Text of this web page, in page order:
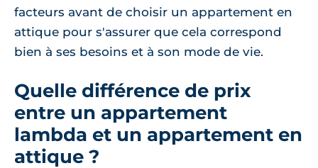
facteurs avant de choisir un appartement en
attique pour s'assurer que cela correspond
bien à ses besoins et à son mode de vie.
Quelle différence de prix
entre un appartement
lambda et un appartement en
attique ?